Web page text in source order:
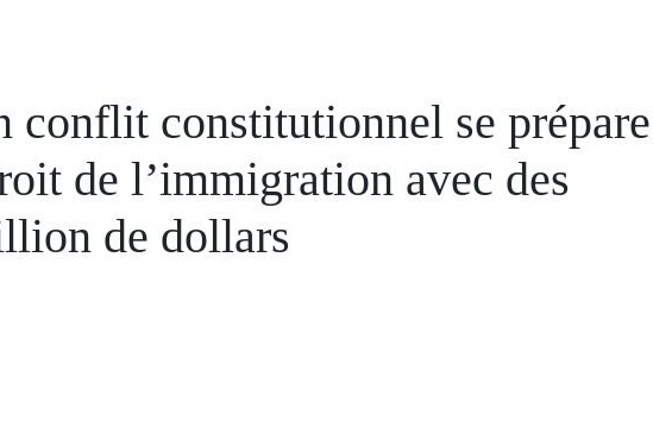
conflit constitutionnel se prépare
de l’immigration avec des
de dollars